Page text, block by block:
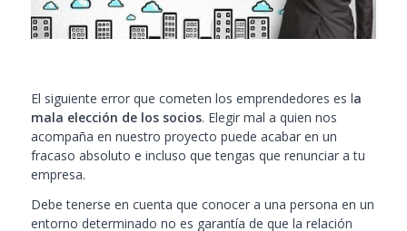
El siguiente error que cometen los emprendedores es la
mala elección de los socios. Elegir mal a quien nos
acompaña en nuestro proyecto puede acabar en un
fracaso absoluto e incluso que tengas que renunciar a tu
empresa.
Debe tenerse en cuenta que conocer a una persona en un
entorno determinado no es garantía de que la relación